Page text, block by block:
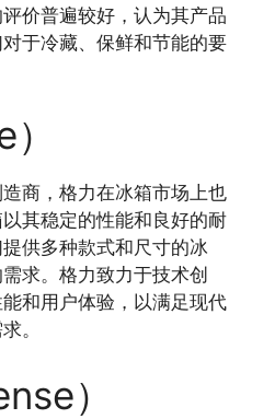
价普遍较好，认为其产品
于冷藏、保鲜和节能的要
商，格力在冰箱市场上也
其稳定的性能和良好的耐
供多种款式和尺寸的冰
求。格力致力于技术创
和用户体验，以满足现代
。
）